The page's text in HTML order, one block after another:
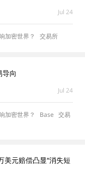
Jul 24
加密世界？ 交易所
向
Jul 24
加密世界？ Base 交易
美元赔偿凸显“消失短